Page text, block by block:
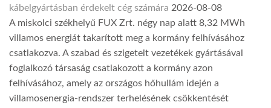
kábelgyártásban érdekelt cég számára 2026-08-08
A miskolci székhelyű FUX Zrt. négy nap alatt 8,32 MWh
villamos energiát takarított meg a kormány felhívásához
csatlakozva. A szabad és szigetelt vezetékek gyártásával
foglalkozó társaság csatlakozott a kormány azon
felhívásához, amely az országos hőhullám idején a
villamosenergia-rendszer terhelésének csökkentését